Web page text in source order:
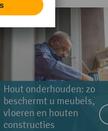
Hout onderhouden: zo
beschermt u meubels,
vloeren en houten
constructies